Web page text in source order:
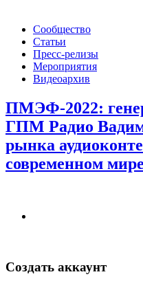
Сообщество
Статьи
Пресс-релизы
Мероприятия
Видеоархив
ПМЭФ-2022:
ГПМ Радио
рынка
современном мире
Создать аккаунт